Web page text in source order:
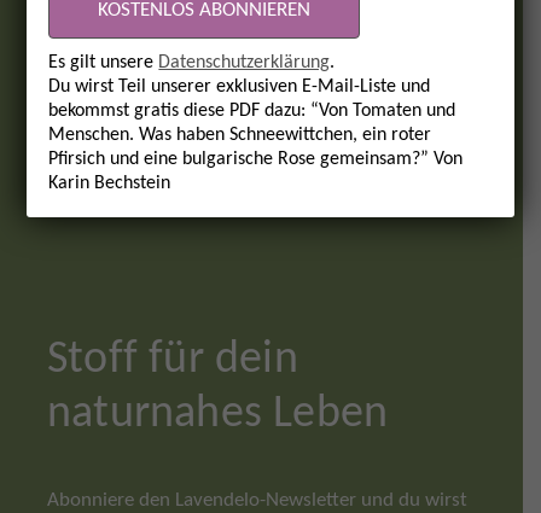
Stoff für dein
naturnahes Leben
Abonniere den Lavendelo-Newsletter und du wirst
Es gilt unsere Datenschutzerklärung.
Du wirst Teil unserer exklusiven E-Mail-Liste und
bekommst gratis diese PDF dazu: “Von Tomaten und
Menschen. Was haben Schneewittchen, ein roter
Pfirsich und eine bulgarische Rose gemeinsam?” Von
Karin Bechstein